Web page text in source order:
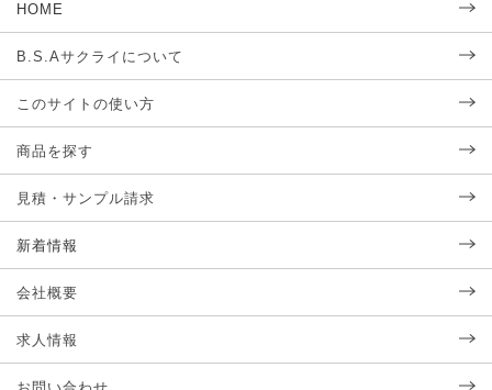
HOME
B.S.Aサクライについて
このサイトの使い方
商品を探す
見積・サンプル請求
新着情報
会社概要
求人情報